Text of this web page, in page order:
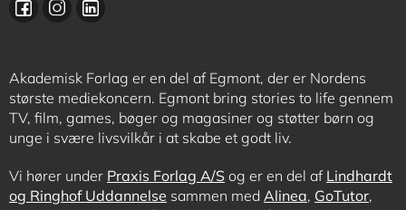
Akademisk Forlag er en del af Egmont, der er Nordens
største mediekoncern. Egmont bring stories to life gennem
TV, film, games, bøger og magasiner og støtter børn og
unge i svære livsvilkår i at skabe et godt liv.
Vi hører under Praxis Forlag A/S og er en del af Lindhardt
og Ringhof Uddannelse sammen med Alinea, GoTutor,